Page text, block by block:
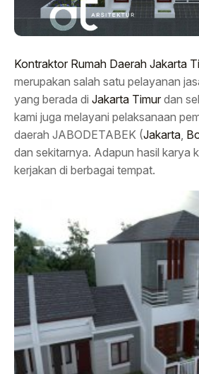
Kontraktor Rumah Daerah Jakarta
merupakan salah satu pelayanan
yang berada di Jakarta Timur dan
kami juga melayani pelaksanaan
daerah JABODETABEK (Jakarta,
dan sekitarnya. Adapun hasil karya
kerjakan di berbagai tempat.